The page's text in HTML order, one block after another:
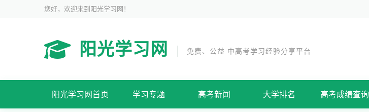
您好，欢迎来到阳光学习网！
阳光学习网 免费、公益 中高考学习经验分享平台
阳光学习网首页 学习专题 高考新闻 大学排名 高考成绩查询